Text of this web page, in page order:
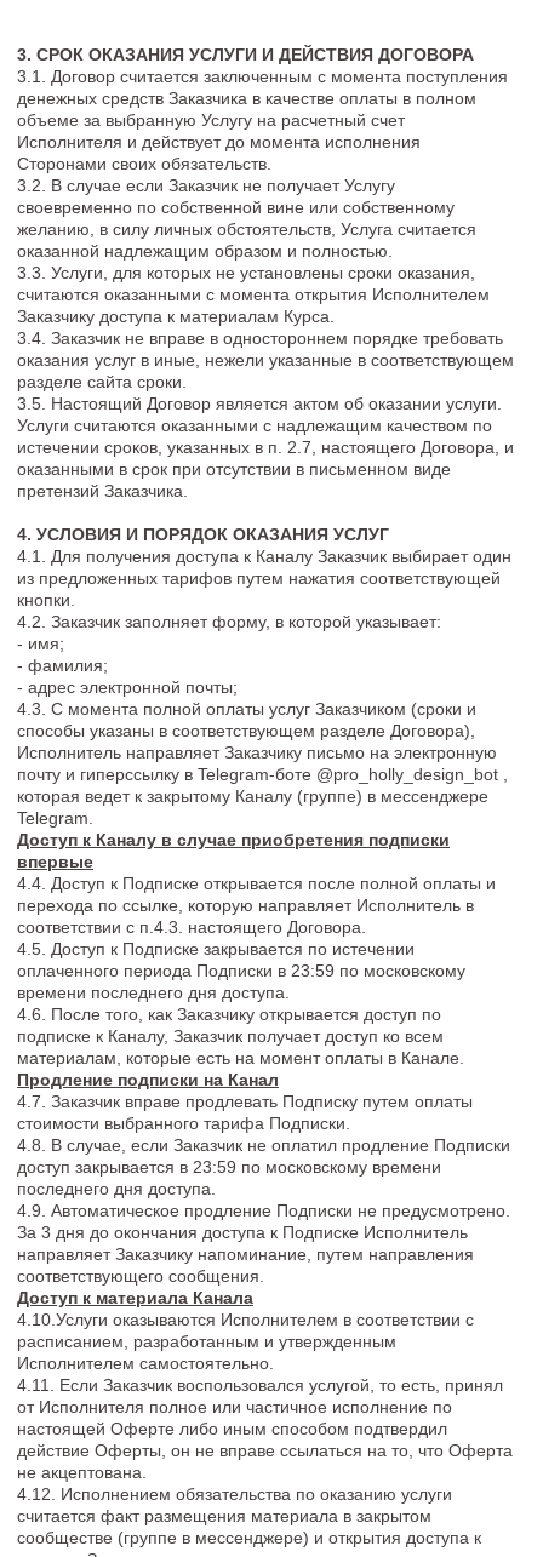
последнего дня доступа.
4.9. Автоматическое продление Подписки не предусмотрено.
За 3 дня до окончания доступа к Подписке Исполнитель
направляет Заказчику напоминание, путем направления
соответствующего сообщения.
Доступ к материала Канала
4.10.Услуги оказываются Исполнителем в соответствии с
расписанием, разработанным и утвержденным
Исполнителем самостоятельно.
4.11. Если Заказчик воспользовался услугой, то есть, принял
от Исполнителя полное или частичное исполнение по
настоящей Оферте либо иным способом подтвердил
действие Оферты, он не вправе ссылаться на то, что Оферта
не акцептована.
4.12. Исполнением обязательства по оказанию услуги
считается факт размещения материала в закрытом
сообществе (группе в мессенджере) и открытия доступа к
ним для Заказчика в сроки, количестве и в соответствии с
выбранным тарифом Подписки.
4.12.1. По окончании периода Подписки тариф «Навсегда»,
указанного в п.2.7. настоящей Оферты услуга считается
оказанной. Далее, Исполнитель предоставляет доступ
Заказчику к материалам канала на безвозмездной основе в
качестве бонуса на неограниченный срок.
4.13. В случае если Заказчик не получает Услуги
своевременно по собственной вине или собственному
желанию, Услуги считаются оказанными надлежащим
образом и в полном объеме.
4.14. Заказчик не вправе передавать третьим лицам свой
доступ к материалам, предоставленный Исполнителем. При
Исполнитель вправе расторгнуть настоящий Договор,
запретить Заказчику доступ к уже оплаченным Услугам без
возврата ранее оплаченных денежных средств.
4.15. Заказчик соглашается с тем, что Исполнитель
предоставляет доступ к услугам или цифровым продуктам
как есть, и не вправе требовать дополнительной доработки
оплаченной им услуги или продукта, а также его отдельных
компонентов, материалов, а также изменения правил
предоставления услуг или доступа к продуктам, описанных
положениями настоящего Договора.
4.16. Условия оказания Услуг могут также сообщаться
Исполнителем Заказчику, путем направления
соответствующего уведомления по каналам связи и/или SMS
сообщения на контактный номер телефона Заказчика, в
чатах, при этом Заказчик обязан самостоятельно и
заблаговременно проверять получение уведомления,
исходящего от Исполнителя.
4.17. Исполнитель имеет право привлекать к оказанию Услуг
третьих лиц без предварительного получения на то согласия
Заказчика. Привлекаемые третьи лица выбираются по
усмотрению Исполнителя. Исполнитель оставляет за собой
право замены третьих лиц при оказании Услуг при условии
сохранения тематики, экспертности и перечня вопросов,
которые эти привлеченные третьи лица будут освещать.
4.18. Заказчик самостоятельно выбирает время, когда он
может изучить материалы, размещенные в Канале.
4.20. Любые действия, совершенные с использованием
логина и пароля Заказчика для доступа в Канал, считаются
совершенными Заказчиком, за исключением случаев, когда
Заказчик уведомил Исполнителя о несанкционированном
доступе третьих лиц к логину и паролю Заказчика, утрате их
Заказчиком. Заказчик самостоятельно несет ответственность
за все действия и их последствия в рамках и/или в связи с
исполнением Договора под его учетной записью, включая
случаи передачи Заказчиком данных для доступа третьим
лицам на любых условиях.
4.21. Исполнитель обязуется принимать все необходимые
меры, однако не гарантирует 100% бесперебойности
предоставления услуг по настоящему Договору. В случае
неудовлетворительного качества Интернет-соединения,
наличия технических неполадок в устройствах, или
программном обеспечении, используемом им для получения
услуг, технических неполадок со стороны сервисов оплаты,
размещенных на Сайте Исполнителя, дата/сроки оказания
услуг могут быть изменены Исполнителем в одностороннем
порядке без согласования с Заказчиком.
4.22. В случае, если выбранным Заказчиком Тарифом
предусмотрены бонусы, то такие бонусы предоставляются на
безвозмездной основе.
4.23. Заказчик понимает и соглашается с тем, что в ходе
получения Услуги или для начала ее получения, Заказчику
необходимо: наличие у Заказчика персонального
компьютера или иного портативного (мобильного) устройства
с доступом в сеть Интернет а также наличие и возможность
использования мессенджера Telegram (Телеграм),
электронной почты.
5. СТОИМОСТЬ УСЛУГ И ПОРЯДОК РАСЧЕТОВ
5.1. Стоимость услуг Исполнителя указывается и/или в
Telegram-боте @pro_holly_design_bot.
5.2. Заказчик оплачивает услуги в порядке 100% предоплаты.
5.3. Исполнитель вправе устанавливать акции и скидки,
уменьшающие стоимость Подписки, а том числе в
зависимости от даты внесения оплаты.
5.4. Актуальная информация о стоимости услуг размещена
на Сайте и/или в Telegram-боте @pro_holly_design_bot и